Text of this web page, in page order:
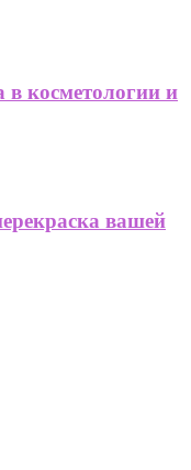
косметологии и
вашей